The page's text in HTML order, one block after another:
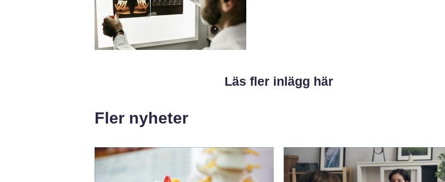
Läs fler inlägg här
Fler nyheter